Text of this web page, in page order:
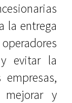
la entrega
evitar la
y